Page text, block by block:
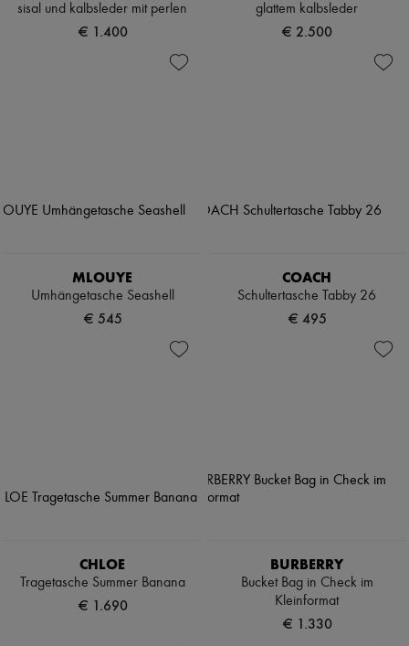
sisal und kalbsleder mit perlen
€ 1.400
glattem kalbsleder
€ 2.500
MLOUYE
Umhängetasche Seashell
€ 545
COACH
Schultertasche Tabby 26
€ 495
CHLOE
Tragetasche Summer Banana
€ 1.690
BURBERRY
Bucket Bag in Check im
Kleinformat
€ 1.330